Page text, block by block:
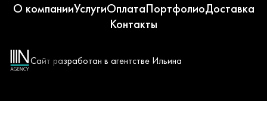
О компанииУслугиОплатаПортфолиоДоставка
Контакты
Сайт разработан в агентстве Ильина